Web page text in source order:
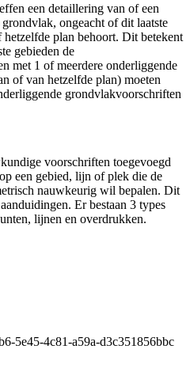
een detaillering van of een
ongeacht of dit laatste
plan behoort. Dit betekent
gebieden de
met 1 of meerdere onderliggende
of van hetzelfde plan) moeten
grondvlakvoorschriften
voorschriften toegevoegd
een gebied, lijn of plek die de
nauwkeurig wil bepalen. Dit
Er bestaan 3 types
lijnen en overdrukken.
5e45-4c81-a59a-d3c351856bbc